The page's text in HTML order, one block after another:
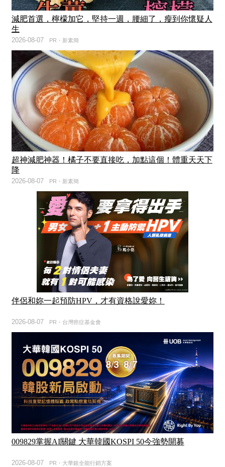
減肥首選，檸檬加它，堅持一週，腰細了，瘦到你懷疑人
生
PR・新素簡
2026-08-07
超神減肥神器！橘子不要直接吃，加點這個！體重天天下
降
PR・新素簡
2026-08-07
伴侶和妳一起預防HPV，才有資格說愛妳！
PR・台灣癌症基金會
2026-08-07
009829掌握AI關鍵 大華韓國KOSPI 50今強勢開募
PR・大華銀全能行銷方案
2026-08-07